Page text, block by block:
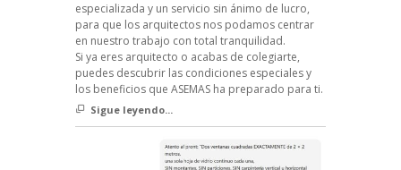
especializada y un servicio sin ánimo de lucro,
para que los arquitectos nos podamos centrar
en nuestro trabajo con total tranquilidad.
Si ya eres arquitecto o acabas de colegiarte,
puedes descubrir las condiciones especiales y
los beneficios que ASEMAS ha preparado para ti.
Sigue leyendo...